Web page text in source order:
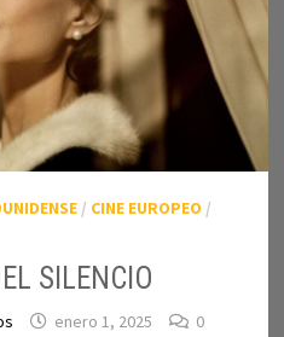
/ CINE EUROPEO /
SILENCIO
enero 1, 2025 0